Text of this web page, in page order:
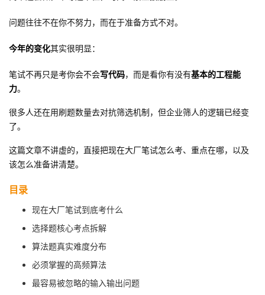
博
客
的
论
我
的
子
我
直
的
动
我
关
注
的
开
发
学
我
的
Programs
我
的
持
问题往往不在你不努力，而在于准备方式不对。
今年的变化其实很明显：
笔试不再只是考你会不会写代码，而是看你有没有基本的工程能
力。
很多人还在用刷题数量去对抗筛选机制，但企业筛人的逻辑已经变
了。
这篇文章不讲虚的，直接把现在大厂笔试怎么考、重点在哪，以及
该怎么准备讲清楚。
目录
现在大厂笔试到底考什么
选择题核心考点拆解
算法题真实难度分布
必须掌握的高频算法
最容易被忽略的输入输出问题